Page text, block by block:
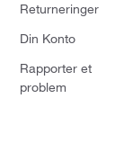
Returneringer
Din Konto
Rapporter et
problem